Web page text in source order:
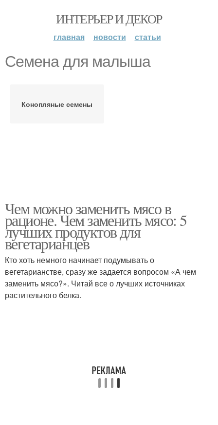
ИНТЕРЬЕР И ДЕКОР
главная новости статьи
Семена для малыша
Конопляные семены
Чем можно заменить мясо в
рационе. Чем заменить мясо: 5
лучших продуктов для
вегетарианцев
Кто хоть немного начинает подумывать о
вегетарианстве, сразу же задается вопросом «А чем
заменить мясо?». Читай все о лучших источниках
растительного белка.